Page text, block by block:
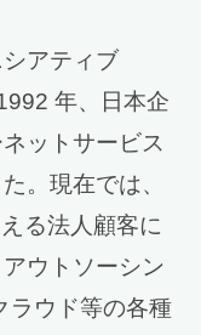
アティブ
年、日本企
ットサービス
。現在では、
る法人顧客に
ウトソーシン
ラウド等の各種